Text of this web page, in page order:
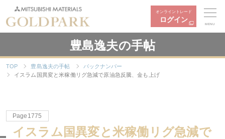
オンライントレード
ログイン
MENU
豊島逸夫の手帖
TOP 豊島逸夫の手帖
バックナンバー
イスラム国異変と米稼働リグ急減で原油急反騰、金も上げ
Page1775
イスラム国異変と米稼働リグ急減で